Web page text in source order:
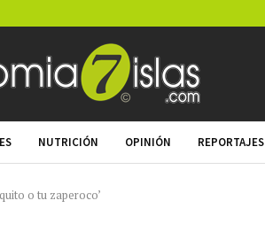
NUTRICIÓN OPINIÓN REPORTAJES
o tu zaperoco’